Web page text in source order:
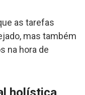
as tarefas
mas também
na hora de